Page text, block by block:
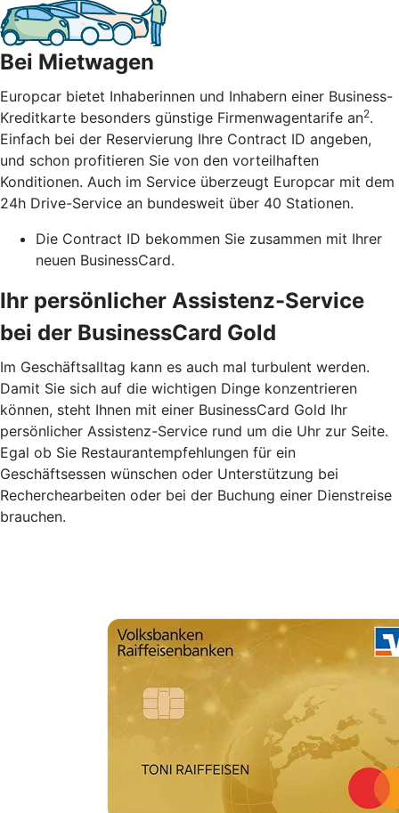
Bei Mietwagen
Europcar bietet Inhaberinnen und Inhabern einer Business-
Kreditkarte besonders günstige Firmenwagentarife an2.
Einfach bei der Reservierung Ihre Contract ID angeben,
und schon profitieren Sie von den vorteilhaften
Konditionen. Auch im Service überzeugt Europcar mit dem
24h Drive-Service an bundesweit über 40 Stationen.
Die Contract ID bekommen Sie zusammen mit Ihrer
neuen BusinessCard.
Ihr persönlicher Assistenz-Service
bei der BusinessCard Gold
Im Geschäftsalltag kann es auch mal turbulent werden.
Damit Sie sich auf die wichtigen Dinge konzentrieren
können, steht Ihnen mit einer BusinessCard Gold Ihr
persönlicher Assistenz-Service rund um die Uhr zur Seite.
Egal ob Sie Restaurantempfehlungen für ein
Geschäftsessen wünschen oder Unterstützung bei
Recherchearbeiten oder bei der Buchung einer Dienstreise
brauchen.